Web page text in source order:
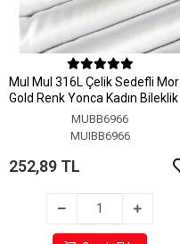
MuI MuI 316L Çelik Sedefli Mor
Gold Renk Yonca Kadın Bileklik
MUBB6966
MUIBB6966
252,89 TL